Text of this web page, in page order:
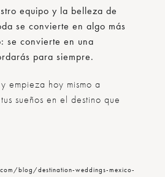
equipo y la belleza de
se convierte en algo más
se convierte en una
para siempre.
empieza hoy mismo a
sueños en el destino que
blog/destination-weddings-mexico-